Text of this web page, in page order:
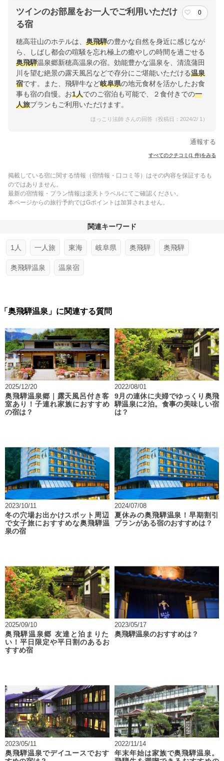
ツインのお部屋をお一人でご利用いただけ
る宿
0
穂高荘山のホテルは、 奥飛騨の豊かな自然を身近に感じなが
ら、しばし都会の喧騒を忘れ極上の癒やしの時間を過ごせる
奥飛騨温泉郷新穂高温泉の宿。効能豊かな温泉を、清流蒲田
川を望む絶景の露天風呂などで存分にご堪能いただける温泉
宿です。また、飛騨牛など岐阜県の地元食材を活かしたお食
事も宿の自慢。お1人でのご宿泊も可能で、２食付きでの一
人旅プランもご利用いただけます。
ほっこり法師 さんの回答（投稿日：2024/2/ 1）
通報する
すべてのクチコミ(1 件)をみる
掲載している宿に関する情報（宿情報・口コミ等）はその内容を保証するも
のではありません。
最新の宿情報・プラン情報は楽天トラベルにてご確認ください。
本ページからの旅行予約ではGポイントは加算されません。
関連キーワード
1人 一人旅 東海 岐阜県 奥飛騨 奥飛騨
奥飛騨温泉 温泉宿
「奥飛騨温泉」に関連する質問
2025/12/20
奥飛騨温泉郷｜露天風呂付き客
室あり！子連れ家族におすすめ
の宿は？
2022/08/01
9月の連休に夫婦でゆっくり奥飛
騨温泉に2泊。食事の美味しい宿
は？
2023/10/11
冬の穴場お出かけスポット周辺
で女子旅におすすめな奥飛騨温
泉の宿
2024/07/08
夏休みの奥飛騨温泉！早期割引
プランがある宿のおすすめは？
2025/09/10
奥飛騨温泉郷 友達と泊まりた
い！平日限定や平日割のあるお
すすめ宿
2023/05/17
奥飛騨温泉のおすすめは？
2023/05/11
奥飛騨温泉でデイユースでおす
2022/11/14
年末年始は家族で奥飛騨温泉。